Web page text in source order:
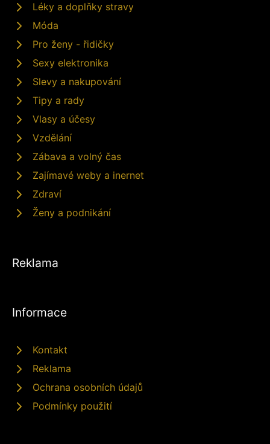
Léky a doplňky stravy
Móda
Pro ženy - řidičky
Sexy elektronika
Slevy a nakupování
Tipy a rady
Vlasy a účesy
Vzdělání
Zábava a volný čas
Zajímavé weby a inernet
Zdraví
Ženy a podnikání
Reklama
Informace
Kontakt
Reklama
Ochrana osobních údajů
Podmínky použití